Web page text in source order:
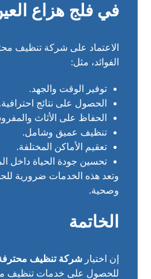
في فلج هزاع
الاعتماد على شركة تنظيف
الفوائد، مثل:
توفير الوقت والجهد.
الحصول على نتائج احترافية.
الحفاظ على الأثاث
تنظيف عميق وشامل.
تعقيم الأماكن المختلفة.
تحسين جودة الحياة داخل
وتعد هذه الخدمات ضرورية
وصحية.
الخاتمة
إن اختيارشركة تنظيف
للحصول على خدمات تنظيف